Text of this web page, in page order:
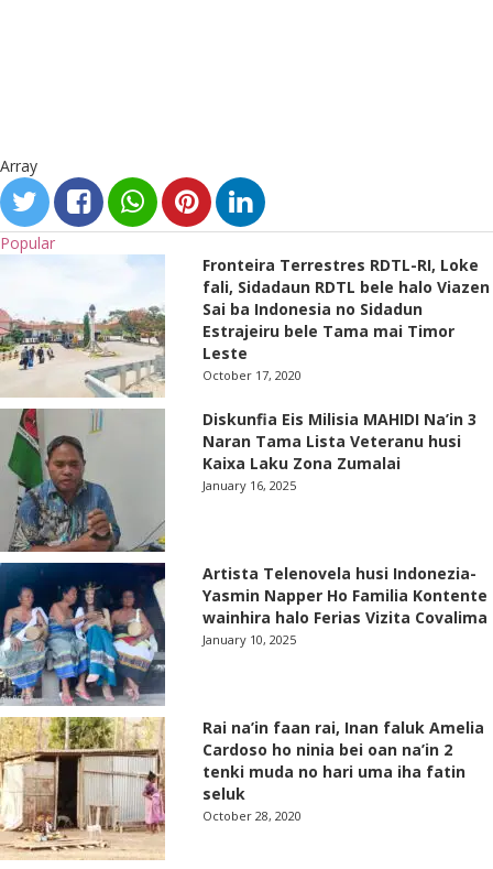
Array
Popular
Fronteira Terrestres RDTL-RI, Loke
fali, Sidadaun RDTL bele halo Viazen
Sai ba Indonesia no Sidadun
Estrajeiru bele Tama mai Timor
Leste
October 17, 2020
Diskunfia Eis Milisia MAHIDI Na’in 3
Naran Tama Lista Veteranu husi
Kaixa Laku Zona Zumalai
January 16, 2025
Artista Telenovela husi Indonezia-
Yasmin Napper Ho Familia Kontente
wainhira halo Ferias Vizita Covalima
January 10, 2025
Rai na’in faan rai, Inan faluk Amelia
Cardoso ho ninia bei oan na’in 2
tenki muda no hari uma iha fatin
seluk
October 28, 2020